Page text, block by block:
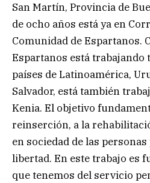
San Martín, Provincia de
de ocho años está ya en
Comunidad de Espartanos.
Espartanos está trabajando
países de Latinoamérica,
Salvador, está también
Kenia. El objetivo
reinserción, a la
en sociedad de las
libertad. En este trabajo es
que tenemos del servicio